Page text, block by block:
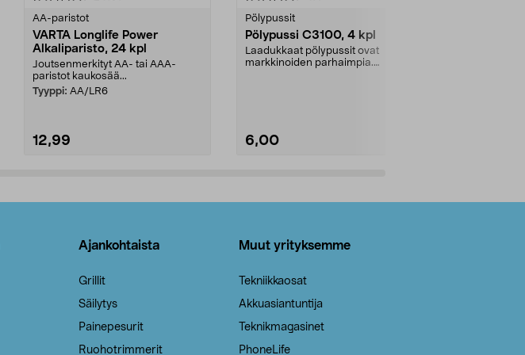
AA-paristot
VARTA Longlife Power
Alkaliparisto, 24 kpl
Joutsenmerkityt AA- tai AAA-
paristot kaukosää...
Tyyppi: AA/LR6
12,99
Pölypussit
Pölypussi C3100, 4 kpl
Laadukkaat pölypussit ovat
markkinoiden parhaimpia.
6,00
Ajankohtaista
Grillit
Säilytys
Painepesurit
Ruohotrimmerit
Muut yrityksemme
Tekniikkaosat
Akkuasiantuntija
Teknikmagasinet
PhoneLife